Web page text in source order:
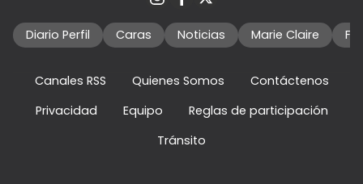
Diario Perfil Caras Noticias Marie Claire
Canales RSS Quienes Somos
Contáctenos
Privacidad
Equipo
Reglas de participación
Tránsito